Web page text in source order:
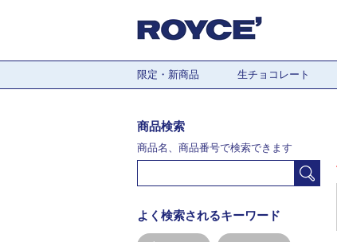
限定・新商品 生チョコレート
商品検索
商品名、商品番号で検索できます
よく検索されるキーワード